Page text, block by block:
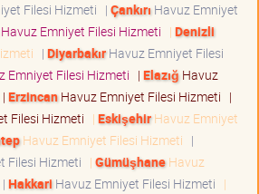
Filesi Hizmeti | Çankırı Havuz Emniyet
Emniyet Filesi Hizmeti | Denizli
| DiyarbakırHavuz Emniyet Filesi
Emniyet Filesi Hizmeti | Elazığ Havuz
| ErzincanHavuz Emniyet Filesi Hizmeti |
Filesi Hizmeti | EskişehirHavuz Emniyet
Havuz Emniyet Filesi Hizmeti |
Filesi Hizmeti | GümüşhaneHavuz
| Hakkari Havuz Emniyet Filesi Hizmeti |